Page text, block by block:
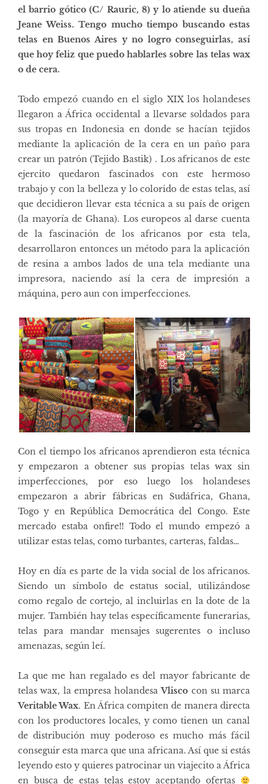
el barrio gótico (C/ Rauric, 8) y lo atiende su dueña
Jeane Weiss. Tengo mucho tiempo buscando estas
telas en Buenos Aires y no logro conseguirlas, así
que hoy feliz que puedo hablarles sobre las telas wax
o de cera.
Todo empezó cuando en el siglo XIX los holandeses
llegaron a África occidental a llevarse soldados para
sus tropas en Indonesia en donde se hacían tejidos
mediante la aplicación de la cera en un paño para
crear un patrón (Tejido Bastik) . Los africanos de este
ejercito quedaron fascinados con este hermoso
trabajo y con la belleza y lo colorido de estas telas, así
que decidieron llevar esta técnica a su país de origen
(la mayoría de Ghana). Los europeos al darse cuenta
de la fascinación de los africanos por esta tela,
desarrollaron entonces un método para la aplicación
de resina a ambos lados de una tela mediante una
impresora, naciendo así la cera de impresión a
máquina, pero aun con imperfecciones.
Con el tiempo los africanos aprendieron esta técnica
y empezaron a obtener sus propias telas wax sin
imperfecciones, por eso luego los holandeses
empezaron a abrir fábricas en Sudáfrica, Ghana,
Togo y en República Democrática del Congo. Este
mercado estaba onfire!! Todo el mundo empezó a
utilizar estas telas, como turbantes, carteras, faldas…
Hoy en día es parte de la vida social de los africanos.
Siendo un símbolo de estatus social, utilizándose
como regalo de cortejo, al incluirlas en la dote de la
mujer. También hay telas específicamente funerarias,
telas para mandar mensajes sugerentes o incluso
amenazas, según leí.
La que me han regalado es del mayor fabricante de
telas wax, la empresa holandesaVlisco con su marca
Veritable Wax. En África compiten de manera directa
con los productores locales, y como tienen un canal
de distribución muy poderoso es mucho más fácil
conseguir esta marca que una africana. Así que si estás
leyendo esto y quieres patrocinar un viajecito a África
en busca de estas telas estoy aceptando ofertas